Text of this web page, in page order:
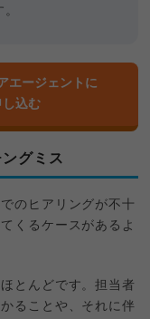
エージェントに
し込む
グミス
のヒアリングが不十
くるケースがあるよ
とんどです。担当者
ることや、それに伴